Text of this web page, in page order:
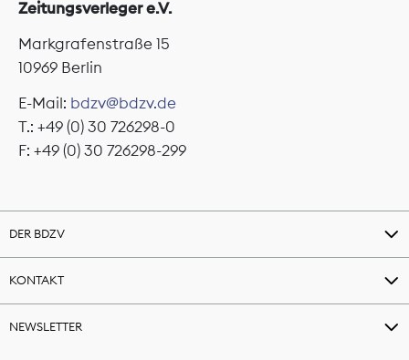
Zeitungsverleger e.V.
Markgrafenstraße 15
10969 Berlin
E-Mail: bdzv@bdzv.de
T.: +49 (0) 30 726298-0
F: +49 (0) 30 726298-299
DER BDZV
KONTAKT
NEWSLETTER